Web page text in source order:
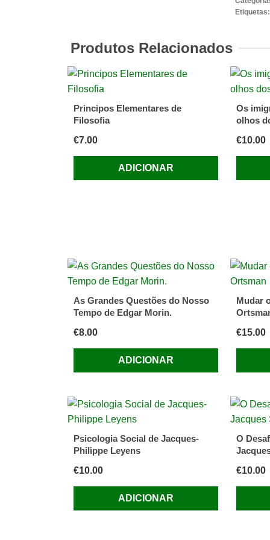
Produtos Relacionados
Principos Elementares de
Filosofia
€7.00
ADICIONAR
Os
olhos
€10.00
As Grandes Questões do Nosso
Tempo de Edgar Morin.
€8.00
ADICIONAR
Mudar
€15.00
Psicologia Social de Jacques-
Philippe Leyens
€10.00
ADICIONAR
O
€10.00